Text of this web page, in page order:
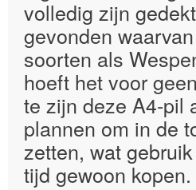
volledig zijn
gevonden
soorten als
hoeft het voor
te zijn deze A4-pil
plannen om in de
zetten, wat
tijd gewoon kopen.